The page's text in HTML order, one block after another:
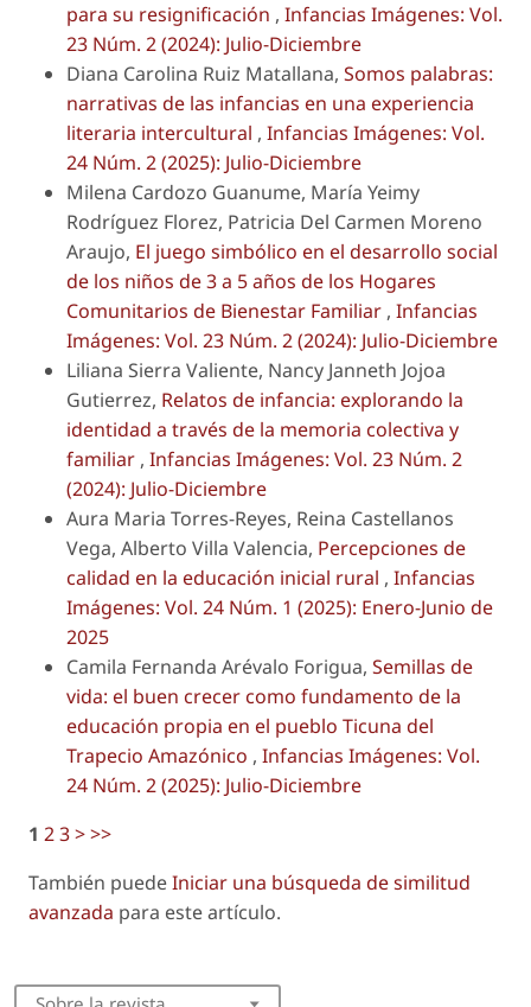
para su resignificación , Infancias Imágenes: Vol.
23 Núm. 2 (2024): Julio-Diciembre
Diana Carolina Ruiz Matallana, Somos palabras:
narrativas de las infancias en una experiencia
literaria intercultural , Infancias Imágenes: Vol.
24 Núm. 2 (2025): Julio-Diciembre
Milena Cardozo Guanume, María Yeimy
Rodríguez Florez, Patricia Del Carmen Moreno
Araujo, El juego simbólico en el desarrollo social
de los niños de 3 a 5 años de los Hogares
Comunitarios de Bienestar Familiar , Infancias
Imágenes: Vol. 23 Núm. 2 (2024): Julio-Diciembre
Liliana Sierra Valiente, Nancy Janneth Jojoa
Gutierrez, Relatos de infancia: explorando la
identidad a través de la memoria colectiva y
familiar , Infancias Imágenes: Vol. 23 Núm. 2
(2024): Julio-Diciembre
Aura Maria Torres-Reyes, Reina Castellanos
Vega, Alberto Villa Valencia, Percepciones de
calidad en la educación inicial rural , Infancias
Imágenes: Vol. 24 Núm. 1 (2025): Enero-Junio de
2025
Camila Fernanda Arévalo Forigua, Semillas de
vida: el buen crecer como fundamento de la
educación propia en el pueblo Ticuna del
Trapecio Amazónico , Infancias Imágenes: Vol.
24 Núm. 2 (2025): Julio-Diciembre
1 23>>>
También puedeIniciar una búsqueda de similitud
avanzada para este artículo.